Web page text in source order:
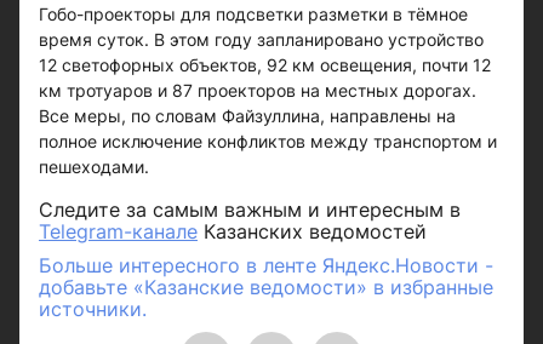
Гобо-проекторы для подсветки разметки в тёмное
время суток. В этом году запланировано устройство
12 светофорных объектов, 92 км освещения, почти 12
км тротуаров и 87 проекторов на местных дорогах.
Все меры, по словам Файзуллина, направлены на
полное исключение конфликтов между транспортом и
пешеходами.
Следите за самым важным и интересным в
Telegram-канале Казанских ведомостей
Больше интересного в ленте Яндекс.Новости -
добавьте «Казанские ведомости» в избранные
источники.